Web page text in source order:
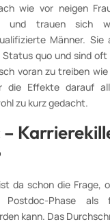
wie vor neigen
und trauen sich
Männer. Sie
Status quo und sind
voran zu treiben
die Effekte darauf
zu kurz gedacht.
–
da schon die Frage,
Phase als
kann. Das